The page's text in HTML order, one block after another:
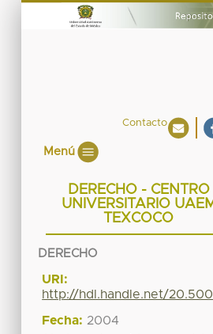
Contacto
Menú
DERECHO - CENTRO
UNIVERSITARIO
TEXCOCO
DERECHO
URI:
http://hdl.handle.net/
Fecha: 2004